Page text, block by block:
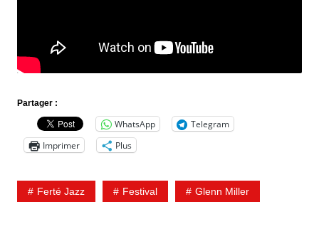
Partager :
WhatsApp
Telegram
Imprimer
Plus
Ferté Jazz Festival Glenn Miller